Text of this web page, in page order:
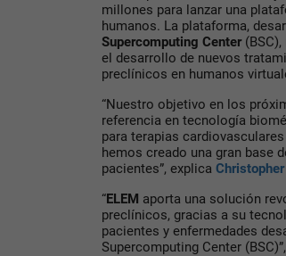
millones para lanzar una
humanos. La plataforma,
Supercomputing Center
el desarrollo de nuevos
preclínicos en humanos
“Nuestro objetivo en los
referencia en tecnología
para terapias
hemos creado una gran base
pacientes”, explica
“ELEM aporta una solución
preclínicos, gracias a su
pacientes y enfermedades
Supercomputing Center